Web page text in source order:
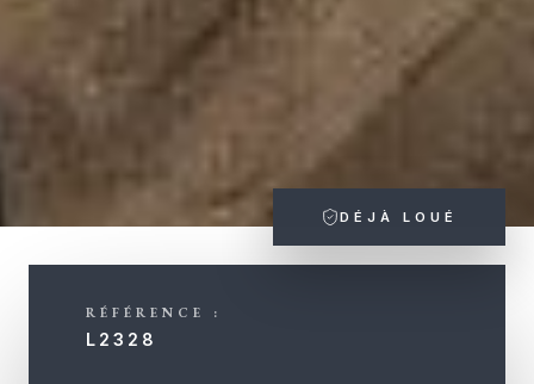
DÉJÀ LOUÉ
RÉFÉRENCE :
L2328